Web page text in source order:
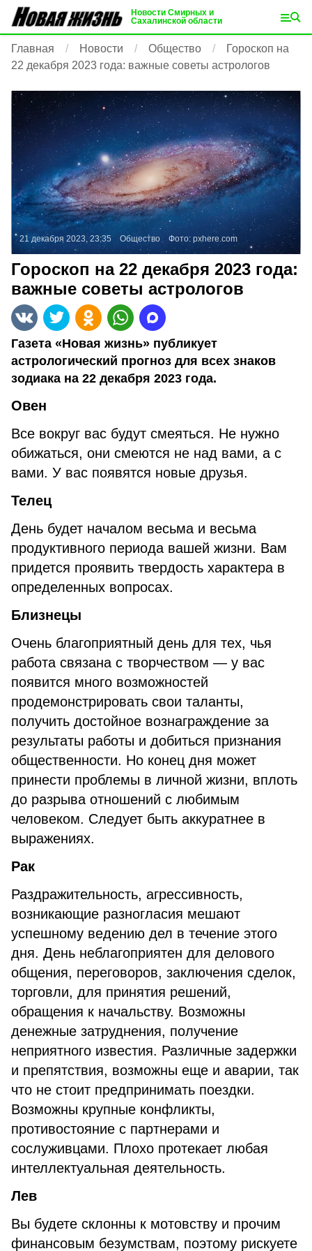
Новости Смирных и
Сахалинской области
Главная Новости Общество
Гороскоп на
22 декабря 2023 года: важные советы астрологов
21 декабря 2023, 23:35 Общество Фото: pxhere.com
Гороскоп на 22 декабря 2023 года:
важные советы астрологов
Газета «Новая жизнь» публикует
астрологический прогноз для всех знаков
зодиака на 22 декабря 2023 года.
Овен
Все вокруг вас будут смеяться. Не нужно
обижаться, они смеются не над вами, а с
вами. У вас появятся новые друзья.
Телец
День будет началом весьма и весьма
продуктивного периода вашей жизни. Вам
придется проявить твердость характера в
определенных вопросах.
Близнецы
Очень благоприятный день для тех, чья
работа связана с творчеством — у вас
появится много возможностей
продемонстрировать свои таланты,
получить достойное вознаграждение за
результаты работы и добиться признания
общественности. Но конец дня может
принести проблемы в личной жизни, вплоть
до разрыва отношений с любимым
человеком. Следует быть аккуратнее в
выражениях.
Рак
Раздражительность, агрессивность,
возникающие разногласия мешают
успешному ведению дел в течение этого
дня. День неблагоприятен для делового
общения, переговоров, заключения сделок,
торговли, для принятия решений,
обращения к начальству. Возможны
денежные затруднения, получение
неприятного известия. Различные задержки
и препятствия, возможны еще и аварии, так
что не стоит предпринимать поездки.
Возможны крупные конфликты,
противостояние с партнерами и
сослуживцами. Плохо протекает любая
интеллектуальная деятельность.
Лев
Вы будете склонны к мотовству и прочим
финансовым безумствам, поэтому рискуете